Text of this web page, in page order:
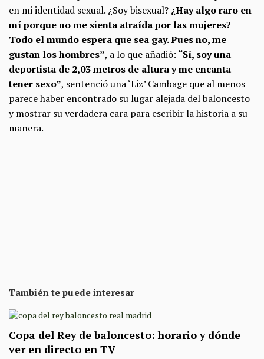
en mi identidad sexual. ¿Soy bisexual? ¿Hay algo raro en
mí porque no me sienta atraída por las mujeres?
Todo el mundo espera que sea gay. Pues no, me
gustan los hombres”, a lo que añadió: “Sí, soy una
deportista de 2,03 metros de altura y me encanta
tener sexo”, sentenció una ‘Liz’ Cambage que al menos
parece haber encontrado su lugar alejada del baloncesto
y mostrar su verdadera cara para escribir la historia a su
manera.
También te puede interesar
Copa del Rey de baloncesto: horario y dónde
ver en directo en TV